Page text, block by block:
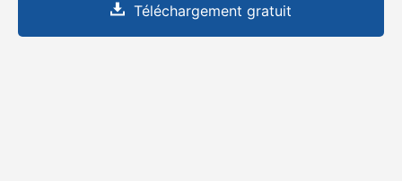
Téléchargement gratuit